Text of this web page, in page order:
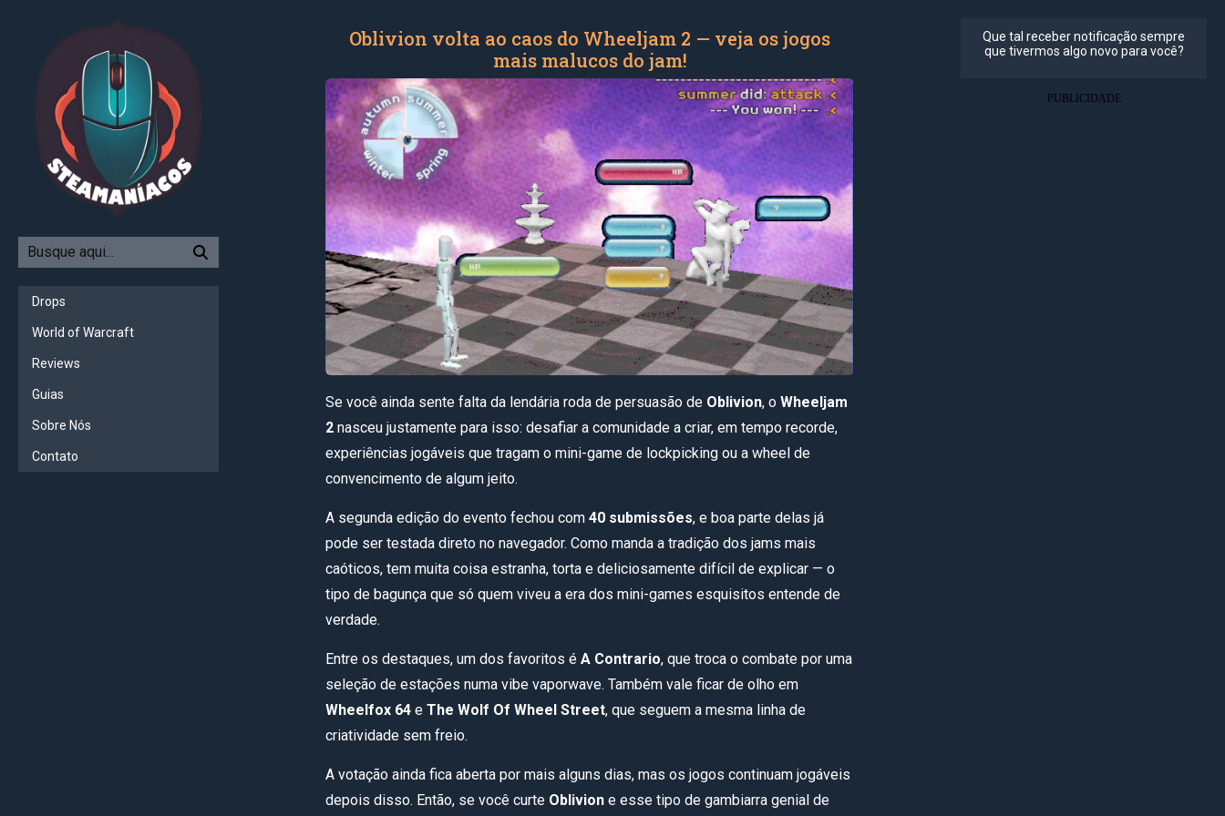
Drops
World of Warcraft
Reviews
Guias
Sobre Nós
Contato
Oblivion volta ao caos do Wheeljam 2 — veja os jogos
mais malucos do jam!
Se você ainda sente falta da lendária roda de persuasão de Oblivion, o Wheeljam
2 nasceu justamente para isso: desafiar a comunidade a criar, em tempo recorde,
experiências jogáveis que tragam o mini-game de lockpicking ou a wheel de
convencimento de algum jeito.
A segunda edição do evento fechou com 40 submissões, e boa parte delas já
pode ser testada direto no navegador. Como manda a tradição dos jams mais
caóticos, tem muita coisa estranha, torta e deliciosamente difícil de explicar — o
tipo de bagunça que só quem viveu a era dos mini-games esquisitos entende de
verdade.
Entre os destaques, um dos favoritos é A Contrario, que troca o combate por uma
seleção de estações numa vibe vaporwave. Também vale ficar de olho em
Wheelfox 64 e The Wolf Of Wheel Street, que seguem a mesma linha de
criatividade sem freio.
A votação ainda fica aberta por mais alguns dias, mas os jogos continuam jogáveis
depois disso. Então, se você curte Oblivion e esse tipo de gambiarra genial de